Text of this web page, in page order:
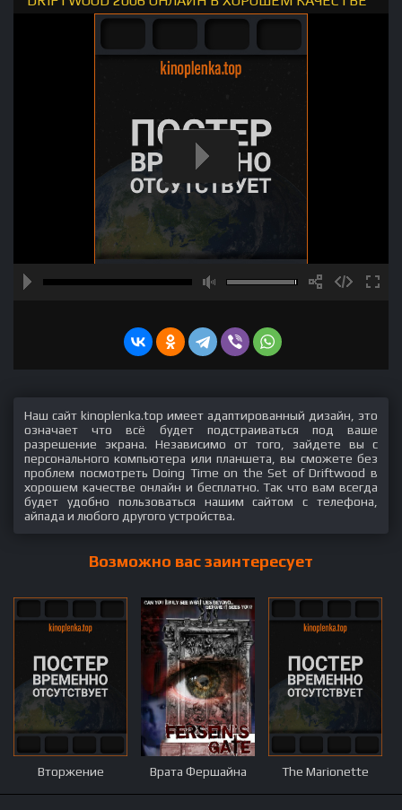
Наш сайт kinoplenka.top имеет адаптированный дизайн, это
означает что всё будет подстраиваться под ваше
разрешение экрана. Независимо от того, зайдете вы с
персонального компьютера или планшета, вы сможете без
проблем посмотреть Doing Time on the Set of Driftwood в
хорошем качестве онлайн и бесплатно. Так что вам всегда
будет удобно пользоваться нашим сайтом с телефона,
айпада и любого другого устройства.
Возможно вас заинтересует
Вторжение Врата Фершайна The Marionette